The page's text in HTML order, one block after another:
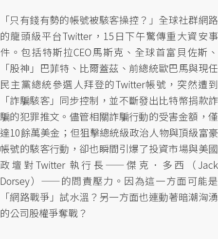
「只有錢有勢的帳號被駭客操控？」全球社群網路
的龍頭級平台Twitter，15日下午驚傳重大資安事
件。包括特斯拉CEO馬斯克、全球首富貝佐斯、
「股神」巴菲特、比爾蓋茲、前總統歐巴馬與現任
民主黨總統參選人拜登的Twitter帳號，突然遭到
「詐騙駭客」同步控制，並不斷發出比特幣捐款詐
騙的犯罪推文。儘管相關詐騙行動的受害金額，僅
達10餘萬美金；但狙擊總統級政治人物與頂級富豪
帳號的駭客行動，卻也瞬間引爆了投資市場與美國
政壇對Twitter 執行長——傑克．多西（Jack
Dorsey）——的問責壓力。因為這一方面可能是
「網路戰爭」試水溫？另一方面也連動著暗潮洶湧
的公司股權爭奪戰？